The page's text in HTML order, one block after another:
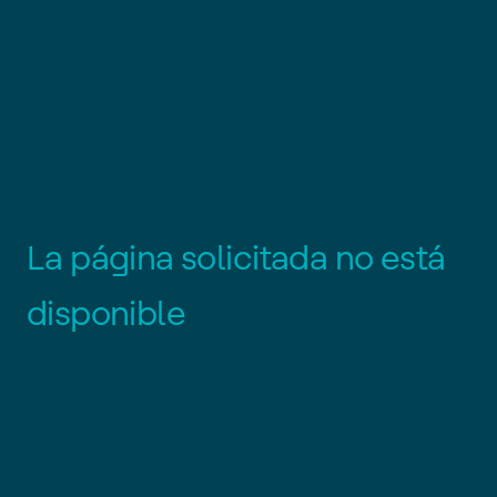
La página solicitada no está
disponible